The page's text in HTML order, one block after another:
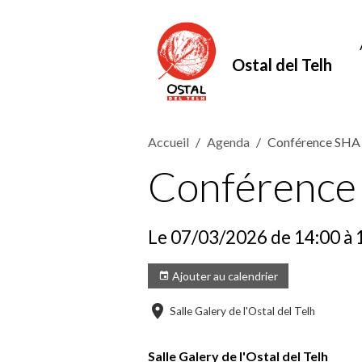
Ostal del Telh
Accueil Agenda Conférence SHA
Le 07/03/2026 de 14:00à
Ajouter au calendrier
Salle Galery de l'Ostal del Telh
Salle Galery de l'Ostal del Telh